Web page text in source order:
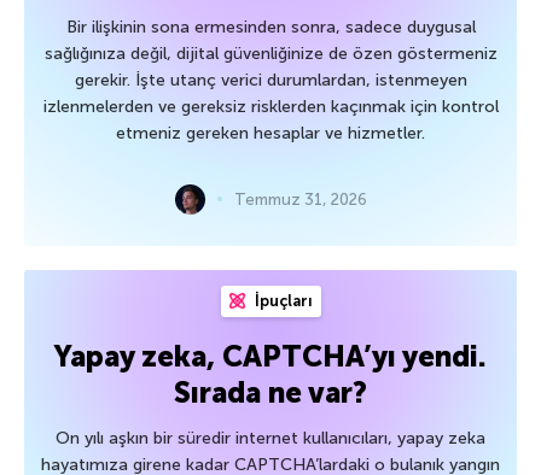
Bir ilişkinin sona ermesinden sonra, sadece duygusal
sağlığınıza değil, dijital güvenliğinize de özen göstermeniz
gerekir. İşte utanç verici durumlardan, istenmeyen
izlenmelerden ve gereksiz risklerden kaçınmak için kontrol
etmeniz gereken hesaplar ve hizmetler.
Temmuz 31, 2026
İpuçları
Yapay zeka, CAPTCHA’yı yendi.
Sırada ne var?
On yılı aşkın bir süredir internet kullanıcıları, yapay zeka
hayatımıza girene kadar CAPTCHA’lardaki o bulanık yangın